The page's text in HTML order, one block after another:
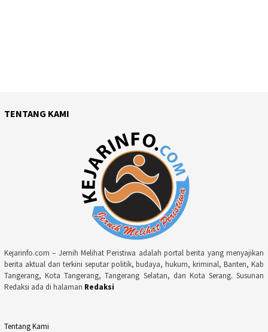
TENTANG KAMI
Kejarinfo.com – Jernih Melihat Peristiwa adalah portal berita yang menyajikan
berita aktual dan terkini seputar politik, budaya, hukum, kriminal, Banten, Kab
Tangerang, Kota Tangerang, Tangerang Selatan, dan Kota Serang. Susunan
Redaksi ada di halaman Redaksi
Tentang Kami